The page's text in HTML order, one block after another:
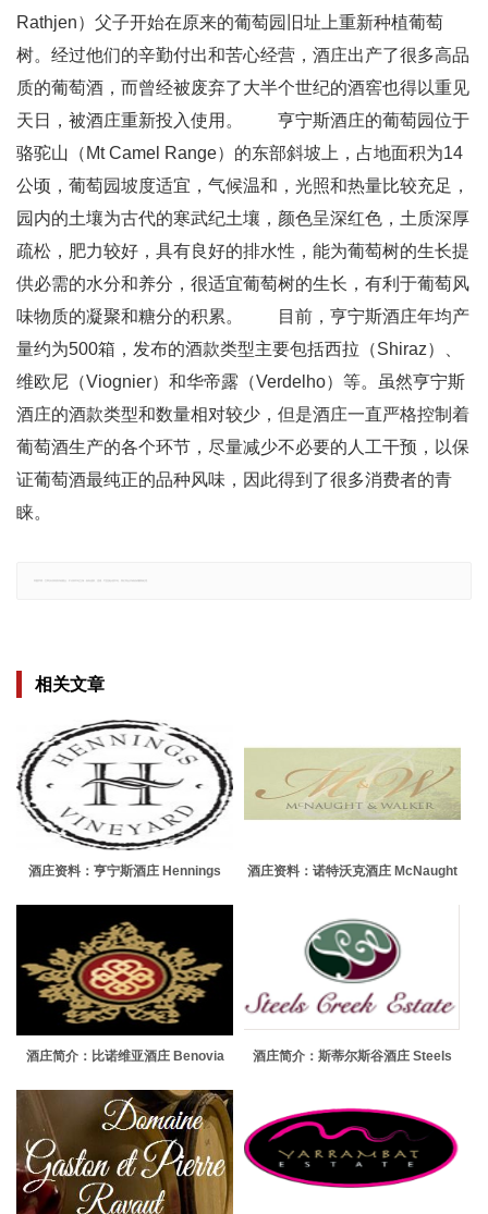
Rathjen）父子开始在原来的葡萄园旧址上重新种植葡萄
树。经过他们的辛勤付出和苦心经营，酒庄出产了很多高品
质的葡萄酒，而曾经被废弃了大半个世纪的酒窖也得以重见
天日，被酒庄重新投入使用。 亨宁斯酒庄的葡萄园位于
骆驼山（Mt Camel Range）的东部斜坡上，占地面积为14
公顷，葡萄园坡度适宜，气候温和，光照和热量比较充足，
园内的土壤为古代的寒武纪土壤，颜色呈深红色，土质深厚
疏松，肥力较好，具有良好的排水性，能为葡萄树的生长提
供必需的水分和养分，很适宜葡萄树的生长，有利于葡萄风
味物质的凝聚和糖分的积累。 目前，亨宁斯酒庄年均产
量约为500箱，发布的酒款类型主要包括西拉（Shiraz）、
维欧尼（Viognier）和华帝露（Verdelho）等。虽然亨宁斯
酒庄的酒款类型和数量相对较少，但是酒庄一直严格控制着
葡萄酒生产的各个环节，尽量减少不必要的人工干预，以保
证葡萄酒最纯正的品种风味，因此得到了很多消费者的青
睐。
相关文章
酒庄资料：亨宁斯酒庄 Hennings
酒庄资料：诺特沃克酒庄 McNaught
酒庄简介：比诺维亚酒庄 Benovia
酒庄简介：斯蒂尔斯谷酒庄 Steels